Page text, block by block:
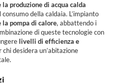
la produzione di acqua calda
della caldaia. L’impianto
pompa di calore, abbattendo i
di queste tecnologie con
livelli di efficienza e
chi desidera un’abitazione